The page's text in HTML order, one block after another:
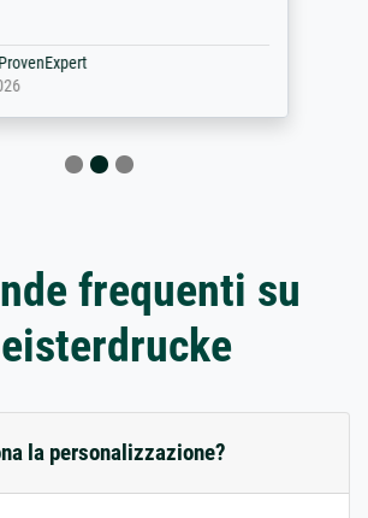
ProvenExpert
frequenti su
la personalizzazione?